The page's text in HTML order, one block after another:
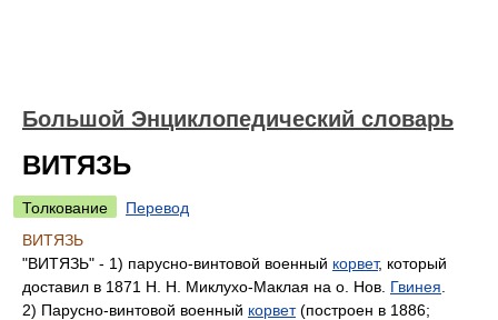
Большой Энциклопедический словарь
ВИТЯЗЬ
Толкование
Перевод
ВИТЯЗЬ
"ВИТЯЗЬ" - 1) парусно-винтовой военный корвет, который
доставил в 1871 Н. Н. Миклухо-Маклая на о. Нов. Гвинея
2) Парусно-винтовой военный корвет(построен в 1886;